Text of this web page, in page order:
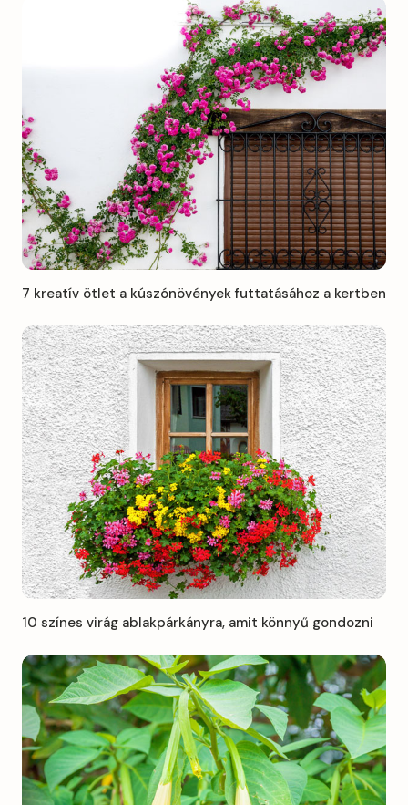
7 kreatív ötlet a kúszónövények futtatásához a kertben
10 színes virág ablakpárkányra, amit könnyű gondozni